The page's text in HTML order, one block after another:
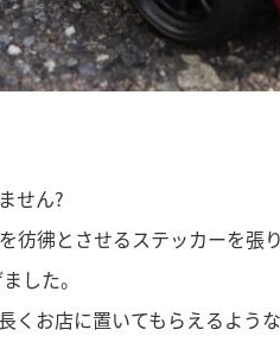
せん?
彷彿とさせるステッカーを張
した。
くお店に置いてもらえるよう